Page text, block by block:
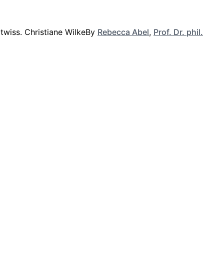
By Rebecca Abel, Prof. Dr. phil.